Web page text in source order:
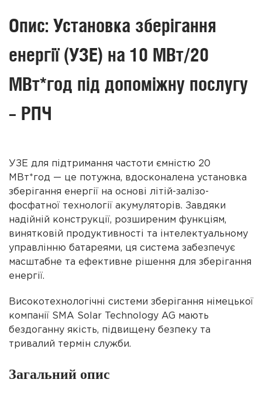
Опис: Установка зберігання
енергії (УЗЕ) на 10 МВт/20
МВт*год під допоміжну послугу
– РПЧ
УЗЕ для підтримання частоти ємністю 20
МВт*год — це потужна, вдосконалена установка
зберігання енергії на основі літій-залізо-
фосфатної технології акумуляторів. Завдяки
надійній конструкції, розширеним функціям,
винятковій продуктивності та інтелектуальному
управлінню батареями, ця система забезпечує
масштабне та ефективне рішення для зберігання
енергії.
Високотехнологічні системи зберігання німецької
компанії SMA Solar Technology AG мають
бездоганну якість, підвищену безпеку та
тривалий термін служби.
Загальний опис